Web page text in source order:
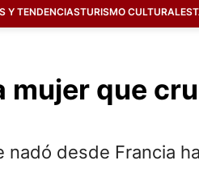
Y TENDENCIASTURISMO CULTURAL
que
nadó desde Francia